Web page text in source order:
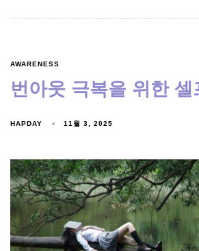
AWARENESS
번아웃 극복을 위한
HAPDAY 11월 3, 2025